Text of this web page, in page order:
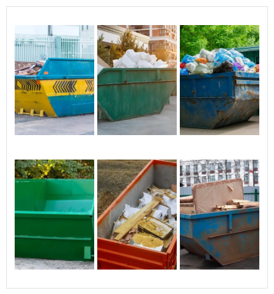
específicas de cada locação.
O que não pode ser jogado na
caçamba?
Materiais perigosos como produtos químicos,
tintas, pneus e eletrônicos não devem ser
descartados em caçambas. Esses itens
requerem tratamento especial e devem ser
levados a locais de descarte específicos.
Como funciona o aluguel de uma
caçamba de entulho?
O processo envolve a escolha do tamanho
ideal de caçamba, agendamento da entrega,
uso para descarte de resíduos e posterior
coleta pela empresa. A RH Guindastes oferece
todo o suporte necessário para facilitar essa
logística.
facilidade, além de
suavidade.